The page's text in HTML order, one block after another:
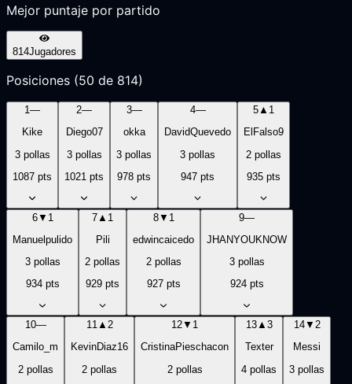
Mejor puntaje por partido
814Jugadores
Posiciones (50 de 814)
1 —
Kike
3 pollas
1087 pts
2—
Diego07
3 pollas
1021 pts
3—
okka
3 pollas
978 pts
4—
DavidQuevedo
3 pollas
947 pts
5 ▲ 1
ElFalso9
2 pollas
935 pts
6▼ 1
Manuelpulido
3 pollas
934pts
7 ▲ 1
Pili
2 pollas
929 pts
8▼ 1
edwincaicedo
2 pollas
927pts
9—
JHANYOUKNOW
3 pollas
924pts
10—
Camilo_m
2 pollas
11▲ 2
KevinDiaz16
2 pollas
12▼ 1
CristinaPieschacon
2 pollas
13▲ 3
Texter
4 pollas
14▼ 2
Messi
3 pollas